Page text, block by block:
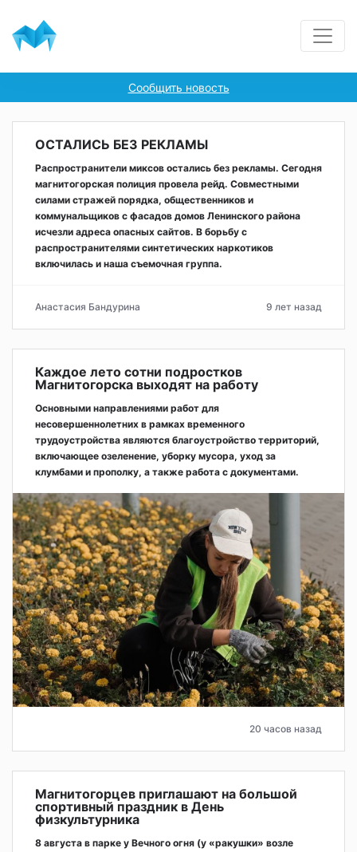
Сообщить новость
ОСТАЛИСЬ БЕЗ РЕКЛАМЫ
Распространители миксов остались без рекламы. Сегодня
магнитогорская полиция провела рейд. Совместными
силами стражей порядка, общественников и
коммунальщиков с фасадов домов Ленинского района
исчезли адреса опасных сайтов. В борьбу с
распространителями синтетических наркотиков
включилась и наша съемочная группа.
Анастасия Бандурина 9 лет назад
Каждое лето сотни подростков
Магнитогорска выходят на работу
Основными направлениями работ для
несовершеннолетних в рамках временного
трудоустройства являются благоустройство территорий,
включающее озеленение, уборку мусора, уход за
клумбами и прополку, а также работа с документами.
20 часов назад
Магнитогорцев приглашают на большой
спортивный праздник в День
физкультурника
8 августа в парке у Вечного огня (у «ракушки» возле